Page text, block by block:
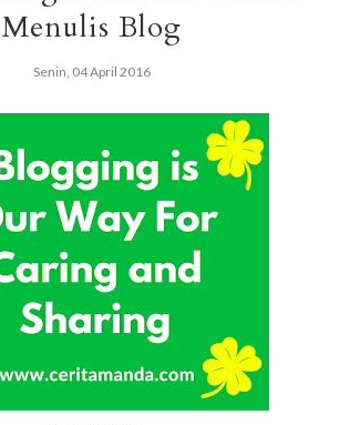
Menulis Blog
Senin, 04 April 2016